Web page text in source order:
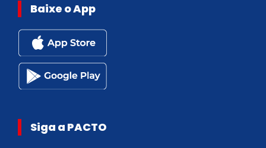
Baixe o App
Siga a PACTO